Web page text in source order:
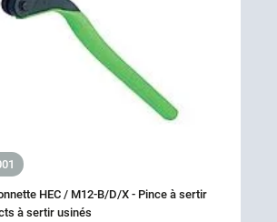
HEC / M12-B/D/X - Pince à sertir
à sertir usinés